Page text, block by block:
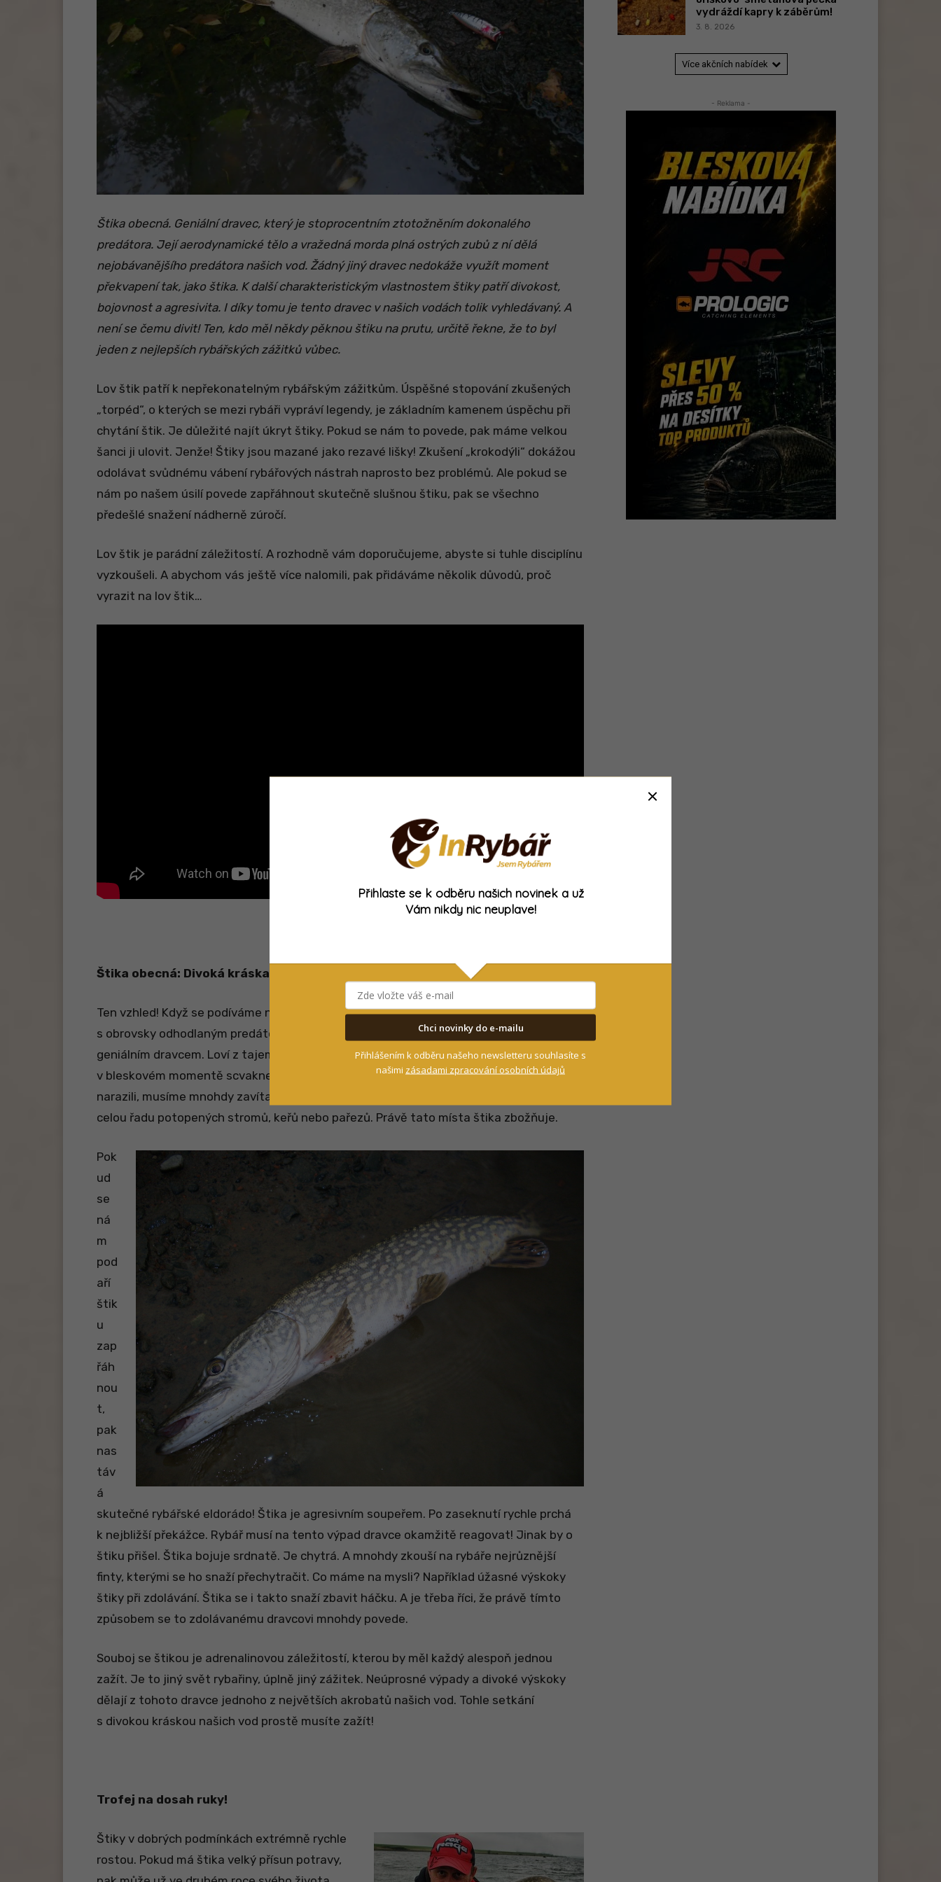
Štika obecná. Geniální dravec, který je stoprocentním ztotožněním dokonalého
predátora. Její aerodynamické tělo a vražedná morda plná ostrých zubů z ní dělá
nejobávanějšího predátora našich vod. Žádný jiný dravec nedokáže využít moment
překvapení tak, jako štika. K další charakteristickým vlastnostem štiky patří divokost,
bojovnost a agresivita. I díky tomu je tento dravec v našich vodách tolik vyhledávaný. A
není se čemu divit! Ten, kdo měl někdy pěknou štiku na prutu, určitě řekne, že to byl
jeden z nejlepších rybářských zážitků vůbec.
Lov štik patří k nepřekonatelným rybářským zážitkům. Úspěšné stopování zkušených
„torpéd“, o kterých se mezi rybáři vypráví legendy, je základním kamenem úspěchu při
chytání štik. Je důležité najít úkryt štiky. Pokud se nám to povede, pak máme velkou
šanci ji ulovit. Jenže! Štiky jsou mazané jako rezavé lišky! Zkušení „krokodýli“ dokážou
odolávat svůdnému vábení rybářových nástrah naprosto bez problémů. Ale pokud se
nám po našem úsilí povede zapřáhnout skutečně slušnou štiku, pak se všechno
předešlé snažení nádherně zúročí.
Lov štik je parádní záležitostí. A rozhodně vám doporučujeme, abyste si tuhle disciplínu
vyzkoušeli. A abychom vás ještě více nalomili, pak přidáváme několik důvodů, proč
vyrazit na lov štik…
Štika obecná: Divoká kráska
Ten vzhled! Když se podíváme na štiku, pak nám musí být ihned jasné, že máme tu čest
s obrovsky odhodlaným predátorem, který se rybářovi jen tak nevzdá. Štika je
geniálním dravcem. Loví z tajemných úkrytů. Hbitě vyráží po nic netušící kořisti, kterou
v bleskovém momentě scvakne do svých smrtících zubů. Abychom na štiku vůbec
narazili, musíme mnohdy zavítat do méně přístupných úseků, na kterých nalezneme
celou řadu potopených stromů, keřů nebo pařezů. Právě tato místa štika zbožňuje.
Pok
ud
se
ná
m
pod
aří
štik
u
zap
řáh
nou
t,
pak
nas
táv
á
skutečné rybářské eldorádo! Štika je agresivním soupeřem. Po zaseknutí rychle prchá
k nejbližší překážce. Rybář musí na tento výpad dravce okamžitě reagovat! Jinak by o
štiku přišel. Štika bojuje srdnatě. Je chytrá. A mnohdy zkouší na rybáře nejrůznější
finty, kterými se ho snaží přechytračit. Co máme na mysli? Například úžasné výskoky
štiky při zdolávání. Štika se i takto snaží zbavit háčku. A je třeba říci, že právě tímto
způsobem se to zdolávanému dravcovi mnohdy povede.
Souboj se štikou je adrenalinovou záležitostí, kterou by měl každý alespoň jednou
zažít. Je to jiný svět rybařiny, úplně jiný zážitek. Neúprosné výpady a divoké výskoky
dělají z tohoto dravce jednoho z největších akrobatů našich vod. Tohle setkání
s divokou kráskou našich vod prostě musíte zažít!
Trofej na dosah ruky!
Štiky v dobrých podmínkách extrémně rychle
rostou. Pokud má štika velký přísun potravy,
vydráždí kapry k záběrům!
3. 8. 2026
Více akčních nabídek
- Reklama -
Přihlaste se k odběru našich novinek a už
Vám nikdy nic neuplave!
Chci novinky do e-mailu
Přihlášením k odběru našeho newsletteru souhlasíte s
našimi zásadami zpracování osobních údajů